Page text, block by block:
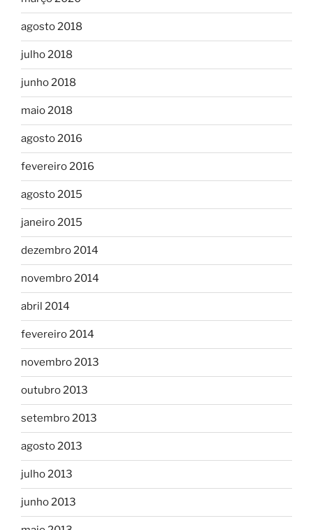
agosto 2018
julho 2018
junho 2018
maio 2018
agosto 2016
fevereiro 2016
agosto 2015
janeiro 2015
dezembro 2014
novembro 2014
abril 2014
fevereiro 2014
novembro 2013
outubro 2013
setembro 2013
agosto 2013
julho 2013
junho 2013